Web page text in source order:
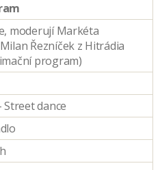
moderují Markéta
Řezníček z Hitrádia
program)
Street dance